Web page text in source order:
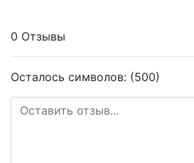
0 Отзывы
Осталось символов: (500)